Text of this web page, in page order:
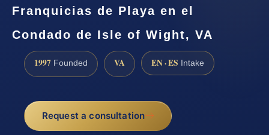
Franquicias de Playa en el
Condado de Isle of Wight, VA
1997 Founded VA EN · ES Intake
Request a consultation